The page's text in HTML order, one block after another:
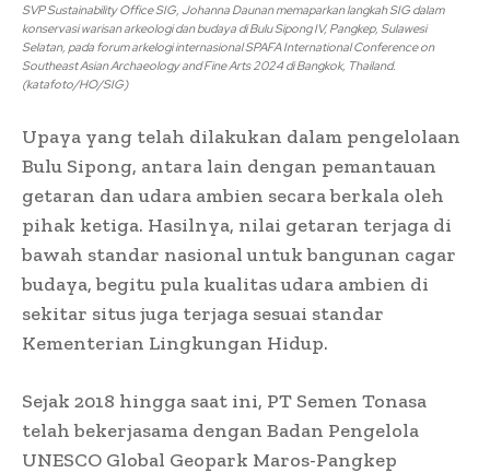
SVP Sustainability Office SIG, Johanna Daunan memaparkan langkah SIG dalam
konservasi warisan arkeologi dan budaya di Bulu Sipong IV, Pangkep, Sulawesi
Selatan, pada forum arkelogi internasional SPAFA International Conference on
Southeast Asian Archaeology and Fine Arts 2024 di Bangkok, Thailand.
(katafoto/HO/SIG)
Upaya yang telah dilakukan dalam pengelolaan
Bulu Sipong, antara lain dengan pemantauan
getaran dan udara ambien secara berkala oleh
pihak ketiga. Hasilnya, nilai getaran terjaga di
bawah standar nasional untuk bangunan cagar
budaya, begitu pula kualitas udara ambien di
sekitar situs juga terjaga sesuai standar
Kementerian Lingkungan Hidup.
Sejak 2018 hingga saat ini, PT Semen Tonasa
telah bekerjasama dengan Badan Pengelola
UNESCO Global Geopark Maros-Pangkep